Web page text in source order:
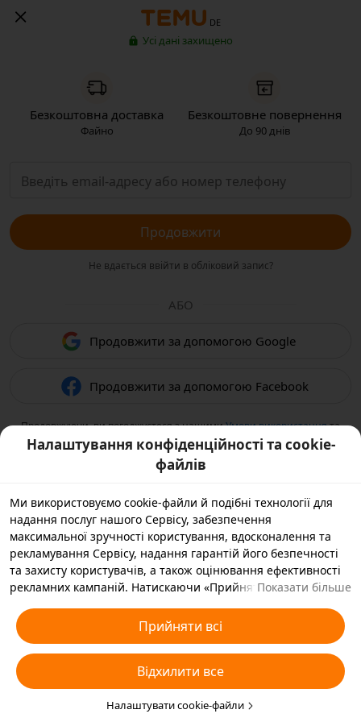
DE
Усі дані захищено
Безкоштовна доставка
Файно
Безкоштовне повернення
До 90 днів
Продовжити
Не вдається ввійти в обліковий запис?
АБО
Продовжити за допомогою Google
Продовжити за допомогою Facebook
Продовжуючи, ви погоджуєтеся з нашимиУмови використаннята
підтверджуєте, що прочитали нашуПолітикою конфіденційності
Налаштування конфіденційності та cookie-
файлів
Ми використовуємо cookie-файли й подібні технології для
надання послуг нашого Сервісу, забезпечення
максимальної зручності користування, вдосконалення та
рекламування Сервісу, надання гарантій його безпечності
та захисту користувачів, а також оцінювання ефективності
рекламних кампаній. Натискаючи «Прийняти всі», ви
cookie-файли й подібні технології на вашому пристрої,
зібрані в рекламних цілях. Ви також можете вибрати
варіант «Відхилити всі» для необов’язкових cookie-файлів
або вказати, які типи cookie-файлів ви згодні прийняти, а які
бажаєте заблокувати, натиснувши «Налаштувати cookie-
файли» нижче на цій сторінці або зайшовши в розділ
Показати більше
Прийняти всі
Відхилити все
Налаштувати cookie-файли